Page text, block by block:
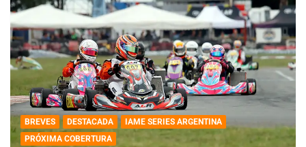
BREVES DESTACADA
IAME SERIES ARGENTINA
PRÓXIMA COBERTURA